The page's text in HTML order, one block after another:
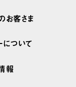
お客さま
について
報